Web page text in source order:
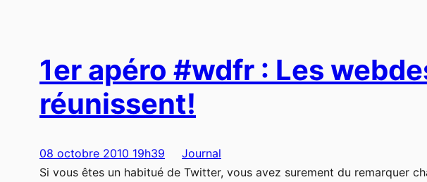
1er apéro #wdfr : Les
réunissent!
08 octobre 2010 19h39
Journal
Si vous êtes un habitué de Twitter, vous avez surement du remarquer